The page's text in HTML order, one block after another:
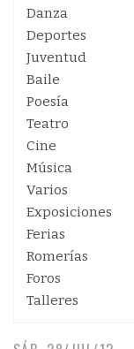
Danza
Deportes
Juventud
Baile
Poesía
Teatro
Cine
Música
Varios
Exposiciones
Ferias
Romerías
Foros
Talleres